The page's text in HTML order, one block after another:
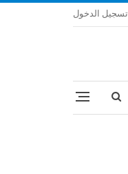
تسجيل الدخول